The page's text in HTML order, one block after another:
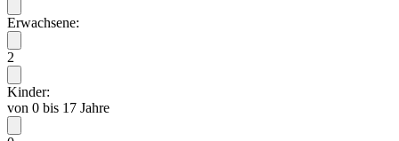
Erwachsene:
2
Kinder:
von 0 bis 17 Jahre